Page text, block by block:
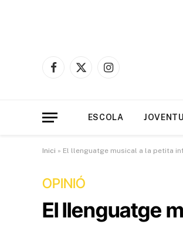
Facebook
X
Instagram
ESCOLA
Inici » El llenguatge musical a la petita
OPINIÓ
El llenguatge